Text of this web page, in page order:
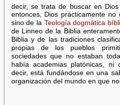
decir, se trata de buscar en
entonces, Dios prácticamente
sino de la Teología dogmática
de Linneo de la Biblia
Biblia y de las tradiciones
propias de los pueblos
sociedades que no estaban
había academias platónicas,
decir, está fundándose en una
organización del mundo en que